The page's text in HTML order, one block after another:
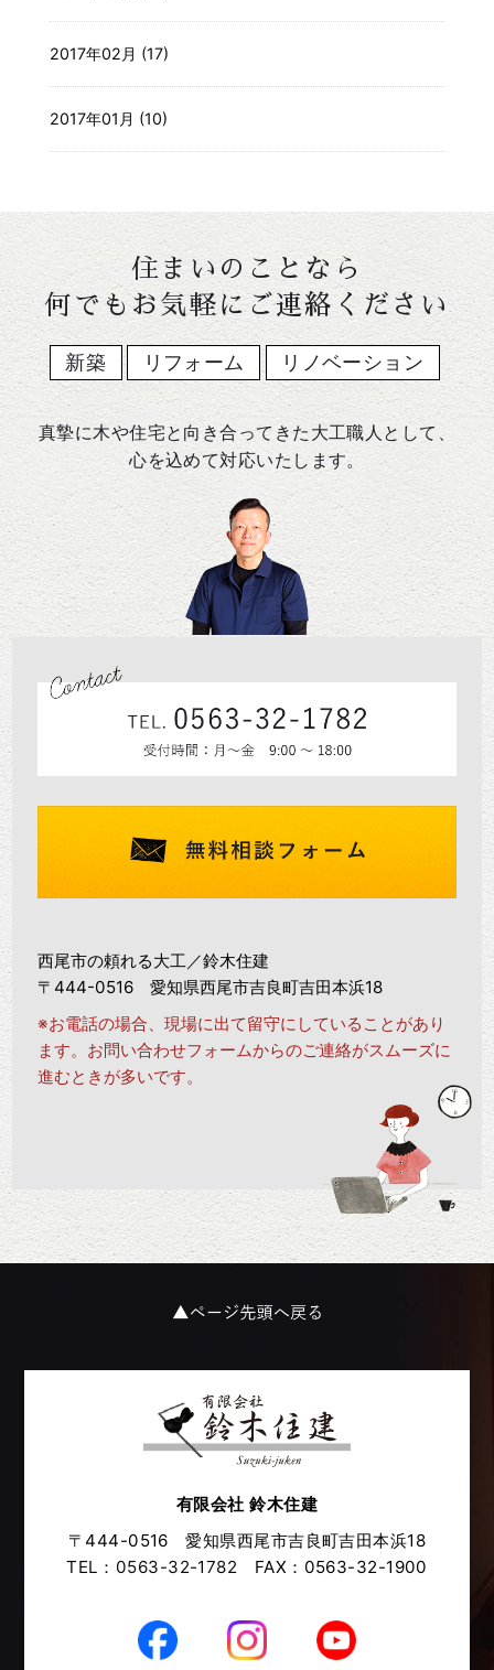
2017年02月 (17)
2017年01月 (10)
住まいのことなら
何でもお気軽にご連絡ください
新築 リフォーム リノベーション
真摯に木や住宅と向き合ってきた大工職人として、
心を込めて対応いたします。
西尾市の頼れる大工／鈴木住建
〒444-0516 愛知県西尾市吉良町吉田本浜18
※お電話の場合、現場に出て留守にしていることがあり
ます。お問い合わせフォームからのご連絡がスムーズに
進むときが多いです。
有限会社 鈴木住建
〒444-0516 愛知県西尾市吉良町吉田本浜18
TEL：0563-32-1782 FAX：0563-32-1900